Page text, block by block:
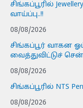
சிங்கப்பூரில்
வாய்ப்பு..!!
08/08/2026
சிங்கப்பூர் வாகன
வைத்துவிட்டுச்
08/08/2026
சிங்கப்பூரில் NTS
08/08/2026